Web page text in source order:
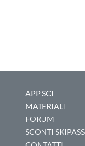
APP SCI
MATERIALI
FORUM
SCONTI SKIPASS